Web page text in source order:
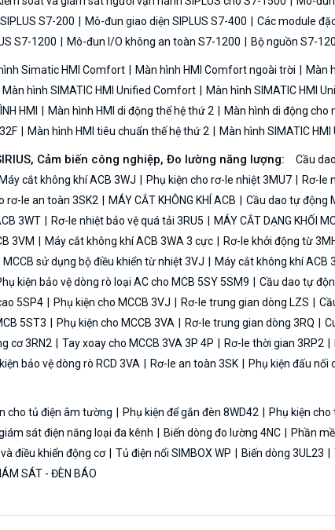
S7-200 Mô-đun giao diện SIPLUS S7-400 Các module
S7-1200 Mô-đun I/O không an toàn S7-1200 Bộ nguồn S7-
Simatic HMI Comfort Màn hình HMI Comfort ngoài trời Màn
Màn hình SIMATIC HMI Unified Comfort Màn hình SIMATIC HMI
HMI Màn hình HMI di động thế hệ thứ 2 Màn hình di động
Màn hình HMI tiêu chuẩn thế hệ thứ 2 Màn hình SIMATIC HMI
Cảm biến công nghiệp, Đo lường năng lượng: Cầu
Máy cắt không khí ACB 3WJ Phụ kiện cho rơ-le nhiệt 3MU7 Rơ-le
rơ-le an toàn 3SK2 MÁY CẮT KHÔNG KHÍ ACB Cầu dao tự động
3WT Rơ-le nhiệt bảo vệ quá tải 3RU5 MÁY CẮT DẠNG KHỐI
3VM Máy cắt không khí ACB 3WA 3 cực Rơ-le khởi động từ
MCCB sử dụng bộ điều khiển từ nhiệt 3VJ Máy cắt không khí ACB
kiện bảo vệ dòng rò loại AC cho MCB 5SY 5SM9 Cầu dao tự
5SP4
Phụ kiện cho MCCB 3VJ Rơ-le trung gian dòng LZS
5ST3 Phụ kiện cho MCCB 3VA Rơ-le trung gian dòng 3RQ
cơ 3RN2 Tay xoay cho MCCB 3VA 3P 4P Rơ-le thời gian 3RP2
bảo vệ dòng rò RCD 3VA Rơ-le an toàn 3SK Phụ kiện đấu nối
cho tủ điện âm tường Phụ kiện để gắn đèn 8WD42 Phụ kiện cho
sát điện năng loại đa kênh Biến dòng đo lường 4NC Phần
điều khiển động cơ Tủ điện nổi SIMBOX WP Biến dòng 3UL23
SÁT - ĐÈN BÁO